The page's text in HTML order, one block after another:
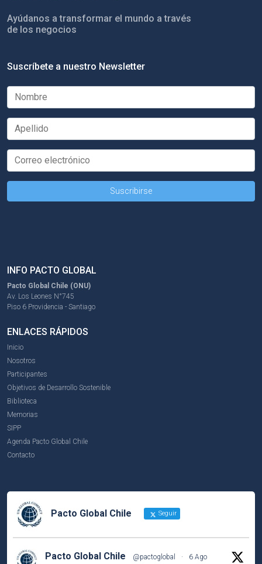
Ayúdanos a transformar el mundo a través
de los negocios
Suscríbete a nuestro Newsletter
INFO PACTO GLOBAL
Pacto Global Chile (ONU)
Av. Los Leones N°745
Piso 6 Providencia - Santiago
ENLACES RÁPIDOS
Inicio
Nosotros
Participantes
Objetivos de Desarrollo Sostenible
Biblioteca
Memorias
SIPP
Agenda Pacto Global Chile
Contacto
Pacto Global Chile Seguir
Pacto Global Chile @pactoglobal · 6 Ago